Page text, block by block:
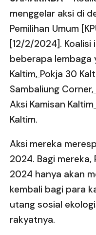
menggelar aksi di
Pemilihan Umum
[12/2/2024]. Koalisi
beberapa lembaga
Kaltim, Pokja 30
Sambaliung Corner,
Aksi Kamisan Kaltim
Kaltim.
Aksi mereka
2024. Bagi mereka,
2024 hanya akan
kembali bagi para
utang sosial
rakyatnya.